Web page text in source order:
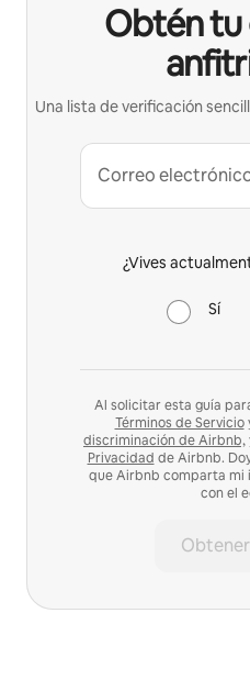
Obtén tu
Una lista de verificación
Correo
¿Vives
Sí
Al solicitar esta guía
Términos de Servicio
discriminación de Airbnb,
Privacidad de Airbnb.
que Airbnb comparta
con el